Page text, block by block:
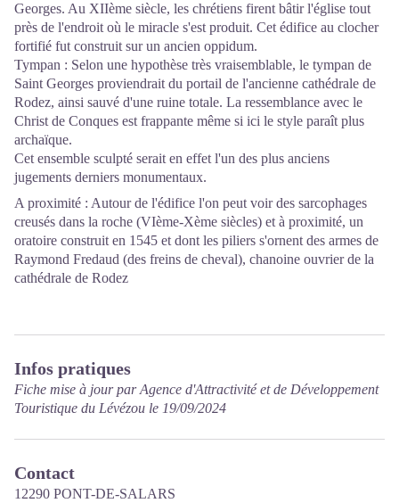
Georges. Au XIIème siècle, les chrétiens firent bâtir l'église tout
près de l'endroit où le miracle s'est produit. Cet édifice au clocher
fortifié fut construit sur un ancien oppidum.
Tympan : Selon une hypothèse très vraisemblable, le tympan de
Saint Georges proviendrait du portail de l'ancienne cathédrale de
Rodez, ainsi sauvé d'une ruine totale. La ressemblance avec le
Christ de Conques est frappante même si ici le style paraît plus
archaïque.
Cet ensemble sculpté serait en effet l'un des plus anciens
jugements derniers monumentaux.
A proximité : Autour de l'édifice l'on peut voir des sarcophages
creusés dans la roche (VIème-Xème siècles) et à proximité, un
oratoire construit en 1545 et dont les piliers s'ornent des armes de
Raymond Fredaud (des freins de cheval), chanoine ouvrier de la
cathédrale de Rodez
Infos pratiques
Fiche mise à jour par Agence d'Attractivité et de Développement
Touristique du Lévézou le 19/09/2024
Contact
12290 PONT-DE-SALARS